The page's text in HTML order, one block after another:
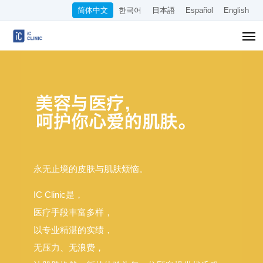
简体中文 한국어 日本語 Español English
永无止境的皮肤与肌肤烦恼。
IC Clinic是，
医疗手段丰富多样，
以专业精湛的实绩，
无压力、无浪费，